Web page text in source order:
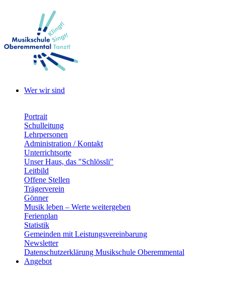
Wer wir sind
Portrait
Schulleitung
Lehrpersonen
Administration / Kontakt
Unterrichtsorte
Unser Haus, das "Schlössli"
Leitbild
Offene Stellen
Trägerverein
Gönner
Musik leben – Werte weitergeben
Ferienplan
Statistik
Gemeinden mit Leistungsvereinbarung
Newsletter
Datenschutzerklärung Musikschule Oberemmental
Angebot